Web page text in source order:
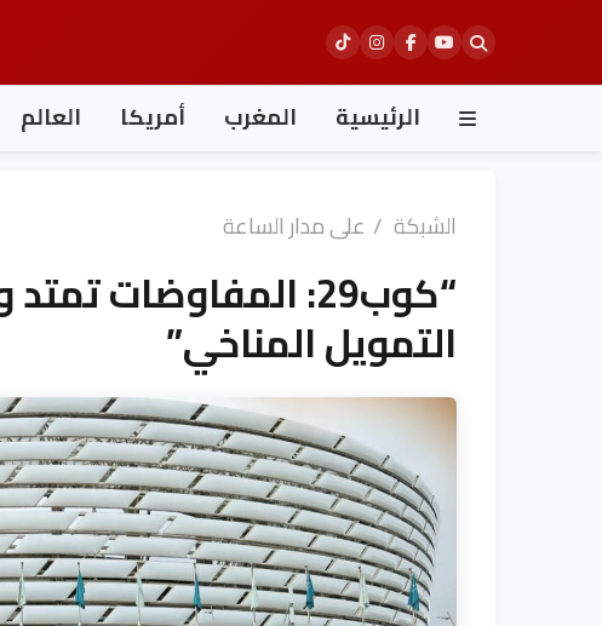
الرئيسية المغرب أمريكا العالم
الشبكة / على مدار الساعة
“كوب29: المفاوضات
التمويل المناخي”